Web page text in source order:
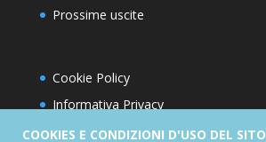
Prossime uscite
Cookie Policy
Informativa Privacy
Condizioni d’utilizzo del sito
COOKIES E CONDIZIONI D'USO DEL SITO